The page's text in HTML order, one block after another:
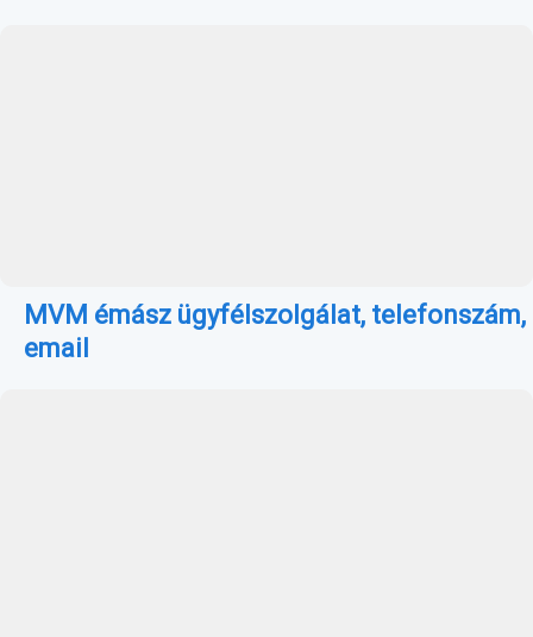
MVM émász ügyfélszolgálat, telefonszám,
email